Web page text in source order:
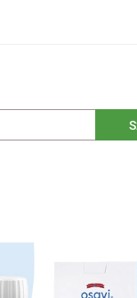
Dropshipping